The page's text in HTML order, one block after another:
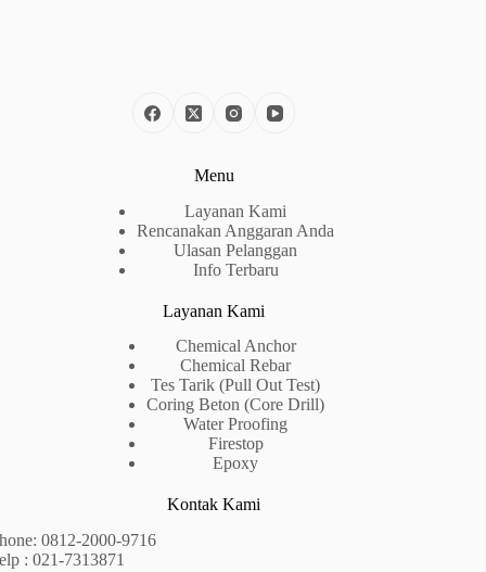
Menu
Layanan Kami
Rencanakan Anggaran Anda
Ulasan Pelanggan
Info Terbaru
Layanan Kami
Chemical Anchor
Chemical Rebar
Tes Tarik (Pull Out Test)
Coring Beton (Core Drill)
Water Proofing
Firestop
Epoxy
Kontak Kami
0812-2000-9716
: 021-7313871